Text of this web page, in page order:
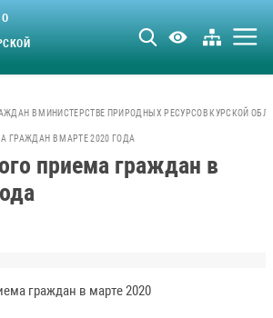
В МИНИСТЕРСТВЕ ПРИРОДНЫХ РЕСУРСОВ КУРСКОЙ
ГРАЖДАН В МАРТЕ 2020 ГОДА
приема граждан в
граждан в марте 2020